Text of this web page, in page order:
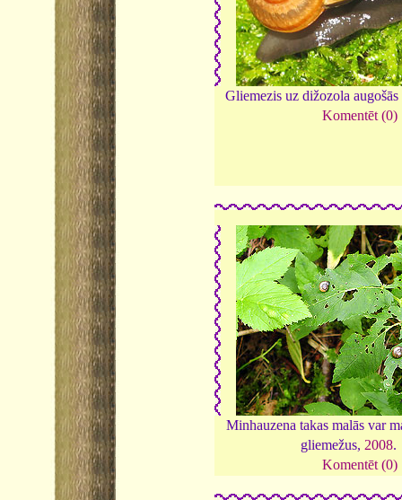
Gliemezis uz dižozola
Komentēt (0)
Minhauzena takas malās var
gliemežus, 2008.
Komentēt (0)